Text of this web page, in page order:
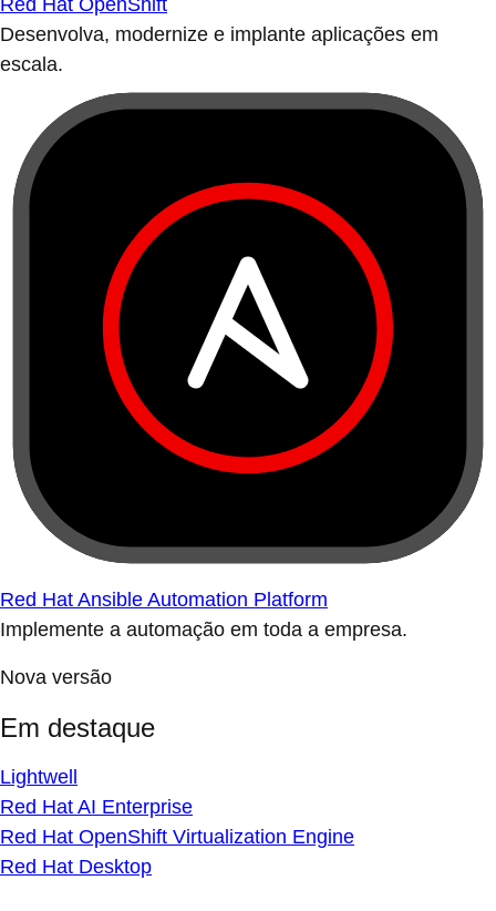
Red Hat OpenShift
Desenvolva, modernize e implante aplicações em
escala.
Red Hat Ansible Automation Platform
Implemente a automação em toda a empresa.
Nova versão
Em destaque
Lightwell
Red Hat AI Enterprise
Red Hat OpenShift Virtualization Engine
Red Hat Desktop